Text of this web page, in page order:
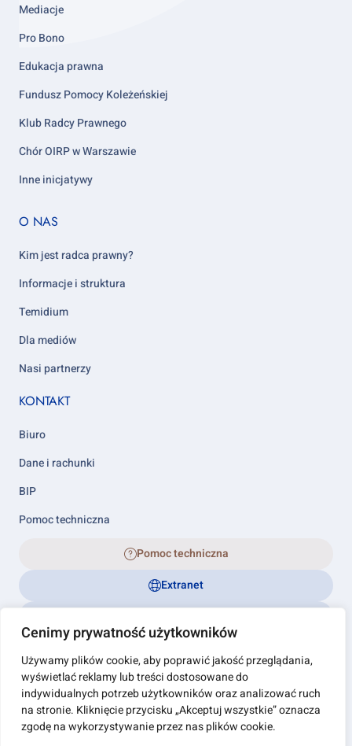
Cenimy prywatność użytkowników
Używamy plików cookie, aby poprawić jakość przeglądania,
wyświetlać reklamy lub treści dostosowane do
indywidualnych potrzeb użytkowników oraz analizować ruch
na stronie. Kliknięcie przycisku „Akceptuj wszystkie” oznacza
zgodę na wykorzystywanie przez nas plików cookie.
Mediacje
Pro Bono
Edukacja prawna
Fundusz Pomocy Koleżeńskiej
Klub Radcy Prawnego
Chór OIRP w Warszawie
Inne inicjatywy
Footer
5
O NAS
Kim jest radca prawny?
Informacje i struktura
Temidium
Dla mediów
Nasi partnerzy
KONTAKT
Biuro
Dane i rachunki
BIP
Pomoc techniczna
Pomoc techniczna
Extranet
Wszelkie prawa zastrzeżone © - 2012 - 2026
Footer
links
Polityka prywatności
RODO
Regulaminy